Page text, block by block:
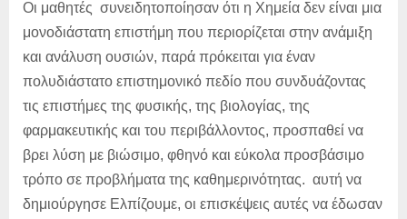
Οι μαθητές συνειδητοποίησαν ότι η Χημεία δεν είναι μια
μονοδιάστατη επιστήμη που περιορίζεται στην ανάμιξη
και ανάλυση ουσιών, παρά πρόκειται για έναν
πολυδιάστατο επιστημονικό πεδίο που συνδυάζοντας
τις επιστήμες της φυσικής, της βιολογίας, της
φαρμακευτικής και του περιβάλλοντος, προσπαθεί να
βρει λύση με βιώσιμο, φθηνό και εύκολα προσβάσιμο
τρόπο σε προβλήματα της καθημερινότητας. αυτή να
δημιούργησε Ελπίζουμε, οι επισκέψεις αυτές να έδωσαν